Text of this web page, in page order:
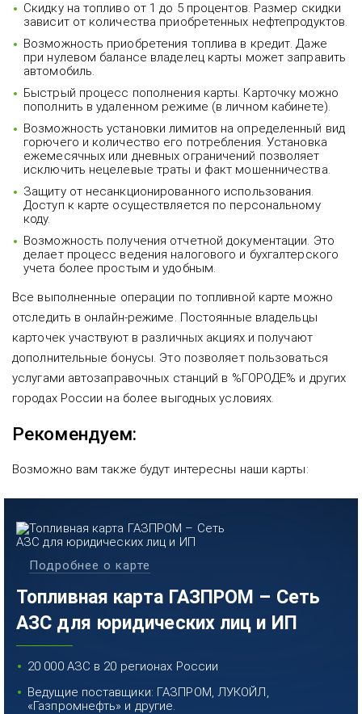
Скидку на топливо от 1 до 5 процентов. Размер скидки
зависит от количества приобретенных нефтепродуктов.
Возможность приобретения топлива в кредит. Даже
при нулевом балансе владелец карты может заправить
автомобиль.
Быстрый процесс пополнения карты. Карточку можно
пополнить в удаленном режиме (в личном кабинете).
Возможность установки лимитов на определенный вид
горючего и количество его потребления. Установка
ежемесячных или дневных ограничений позволяет
исключить нецелевые траты и факт мошенничества.
Защиту от несанкционированного использования.
Доступ к карте осуществляется по персональному
коду.
Возможность получения отчетной документации. Это
делает процесс ведения налогового и бухгалтерского
учета более простым и удобным.
Все выполненные операции по топливной карте можно
отследить в онлайн-режиме. Постоянные владельцы
карточек участвуют в различных акциях и получают
дополнительные бонусы. Это позволяет пользоваться
услугами автозаправочных станций в %ГОРОДЕ% и других
городах России на более выгодных условиях.
Рекомендуем:
Возможно вам также будут интересны наши карты:
Топливная карта ГАЗПРОМ – Сеть
АЗС для юридических лиц и ИП
20 000 АЗС в 20 регионах России
Ведущие поставщики: ГАЗПРОМ, ЛУКОЙЛ,
«Газпромнефть» и другие.
Подробнее о карте